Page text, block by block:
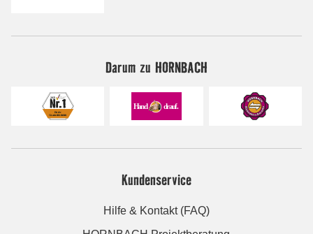
Darum zu HORNBACH
Kundenservice
Hilfe & Kontakt (FAQ)